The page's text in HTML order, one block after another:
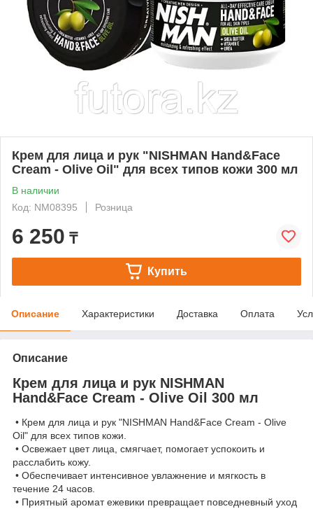
Крем для лица и рук "NISHMAN Hand&Face
Cream - Olive Oil" для всех типов кожи 300 мл
В наличии
Код: NM08395
Розница
6 250 ₸
Купить
Описание Характеристики Доставка Оплата
Описание
Крем для лица и рук NISHMAN
Hand&Face Cream - Olive Oil 300 мл
• Крем для лица и рук "NISHMAN Hand&Face Cream - Olive
Oil" для всех типов кожи.
• Освежает цвет лица, смягчает, помогает успокоить и
расслабить кожу.
• Обеспечивает интенсивное увлажнение и мягкость в
течение 24 часов.
• Приятный аромат ежевики превращает повседневный уход